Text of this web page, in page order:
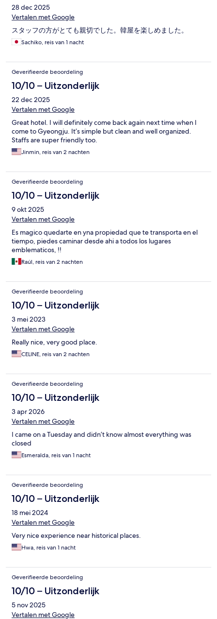
28 dec 2025
Vertalen met Google
スタッフの方がとても親切でした。韓屋を楽しめました。
Sachiko, reis van 1 nacht
Geverifieerde beoordeling
10/10 – Uitzonderlijk
22 dec 2025
Vertalen met Google
Great hotel. I will definitely come back again next time when I
come to Gyeongju. It’s simple but clean and well organized.
Staffs are super friendly too.
Jinmin, reis van 2 nachten
Geverifieerde beoordeling
10/10 – Uitzonderlijk
9 okt 2025
Vertalen met Google
Es magico quedarte en yna propiedad que te transporta en el
tiempo, piedes caminar desde ahi a todos los lugares
emblematicos, !!
Raúl, reis van 2 nachten
Geverifieerde beoordeling
10/10 – Uitzonderlijk
3 mei 2023
Vertalen met Google
Really nice, very good place.
CELINE, reis van 2 nachten
Geverifieerde beoordeling
10/10 – Uitzonderlijk
3 apr 2026
Vertalen met Google
I came on a Tuesday and didn’t know almost everything was
closed
Esmeralda, reis van 1 nacht
Geverifieerde beoordeling
10/10 – Uitzonderlijk
18 mei 2024
Vertalen met Google
Very nice experience near historical places.
Hwa, reis van 1 nacht
Geverifieerde beoordeling
10/10 – Uitzonderlijk
5 nov 2025
Vertalen met Google